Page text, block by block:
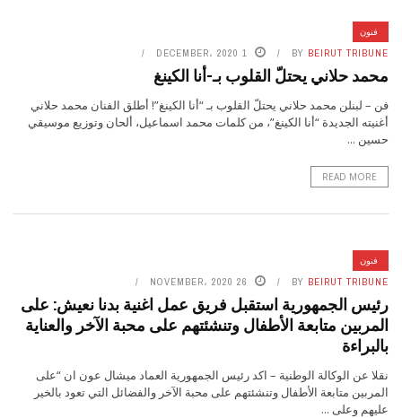
فنون
BY BEIRUT TRIBUNE 1 DECEMBER، 2020
محمد حلاني يحتلّ القلوب بـ-أنا الكينغ
فن – لبنلن محمد حلاني يحتلّ القلوب بـ “أنا الكينغ”! أطلق الفنان ​محمد حلاني
أغنيته الجديدة “أنا الكينغ”، من كلمات ​محمد اسماعيل​، ألحان وتوزيع موسيقي ​
حسين ...
READ MORE
فنون
BY BEIRUT TRIBUNE 26 NOVEMBER، 2020
رئيس الجمهورية استقبل فريق عمل اغنية بدنا نعيش: على
المربين متابعة الأطفال وتنشئتهم على محبة الآخر والعناية
بالبراءة
نقلا عن الوكالة الوطنية – اكد رئيس الجمهورية العماد ميشال عون ان “على
المربين متابعة الأطفال وتنشئتهم على محبة الآخر والفضائل التي تعود بالخير
عليهم وعلى ...